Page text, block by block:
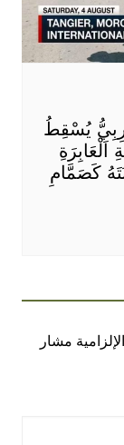
يُسْقِطُ
اَلْعَابِرَةِ
كَصَمَّامِ
مشار